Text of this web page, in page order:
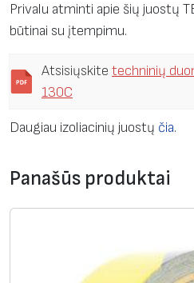
a
3
S
o
h
1
Privalu atminti apie šių juostų
būtinai su įtempimu.
Atsisiųskite techninių
130C
Daugiau izoliacinių juostų čia.
Panašūs produktai